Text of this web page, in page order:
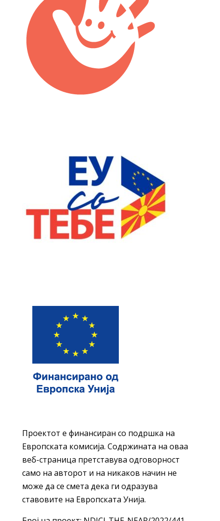
Проектот е финансиран со подршка на
Европската комисија. Содржината на оваа
веб-страница претставува одговорност
само на авторот и на никаков начин не
може да се смета дека ги одразува
ставовите на Европската Унија.